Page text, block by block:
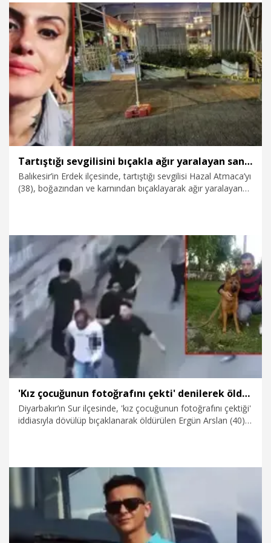
27.04.2026 Gündem
Tartıştığı sevgilisini bıçakla ağır yaralayan sanığın cezası, yeniden yargılamada 20 yıla indi
Balıkesir’in Erdek ilçesinde, tartıştığı sevgilisi Hazal Atmaca’yı
(38), boğazından ve karnından bıçaklayarak ağır yaralayan
yıl hapis cezasına çarptırıldı.
21.04.2026 Gündem
'Kız çocuğunun fotoğrafını çekti' denilerek öldürülmüştü; eşi sanıklara ağırlaştırılmış müebbet istedi
Diyarbakır’ın Sur ilçesinde, 'kız çocuğunun fotoğrafını çektiği'
iddiasıyla dövülüp bıçaklanarak öldürülen Ergün Arslan (40)
müebbetle cezalandırılmalarını talep ederim" dedi.
Gündem